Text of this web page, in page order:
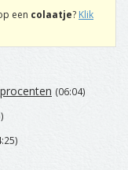
een colaatje? Klik
(06:04)